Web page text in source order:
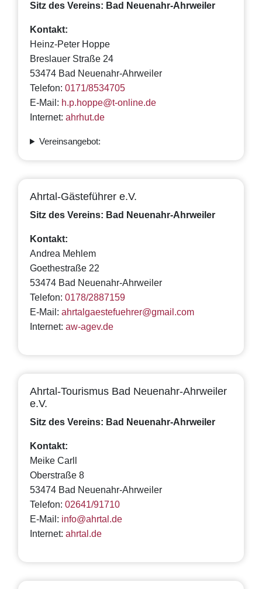
Sitz des Vereins: Bad Neuenahr-Ahrweiler
Kontakt:
Heinz-Peter Hoppe
Breslauer Straße 24
53474 Bad Neuenahr-Ahrweiler
Telefon: 0171/8534705
E-Mail: h.p.hoppe@t-online.de
Internet: ahrhut.de
Vereinsangebot:
Ahrtal-Gästeführer e.V.
Sitz des Vereins: Bad Neuenahr-Ahrweiler
Kontakt:
Andrea Mehlem
Goethestraße 22
53474 Bad Neuenahr-Ahrweiler
Telefon: 0178/2887159
E-Mail: ahrtalgaestefuehrer@gmail.com
Internet: aw-agev.de
Ahrtal-Tourismus Bad Neuenahr-Ahrweiler
e.V.
Sitz des Vereins: Bad Neuenahr-Ahrweiler
Kontakt:
Meike Carll
Oberstraße 8
53474 Bad Neuenahr-Ahrweiler
Telefon: 02641/91710
E-Mail: info@ahrtal.de
Internet: ahrtal.de